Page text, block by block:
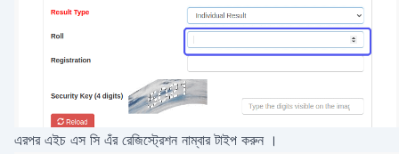
এরপর এইচ এস সি এঁর রেজিস্ট্রেশন নাম্বার টাইপ করুন ।